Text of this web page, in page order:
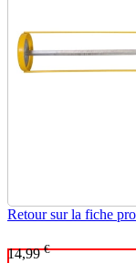
Retour sur la fiche
14,99€